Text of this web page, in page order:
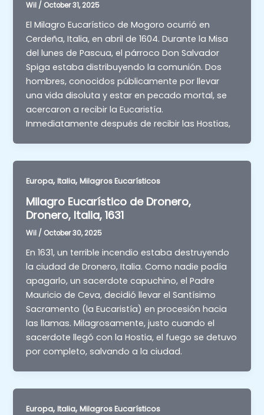
Wil / October 31, 2025
El Milagro Eucarístico de Mogoro ocurrió en
Cerdeña, Italia, en abril de 1604. Durante la Misa
del lunes de Pascua, el párroco Don Salvador
Spiga estaba distribuyendo la comunión. Dos
hombres, conocidos públicamente por llevar
una vida disoluta y estar en pecado mortal, se
acercaron a recibir la Eucaristía.
Inmediatamente después de recibir las Hostias,
Europa,Italia,Milagros Eucarísticos
Milagro Eucarístico de Dronero,
Dronero, Italia, 1631
Wil / October 30, 2025
En 1631, un terrible incendio estaba destruyendo
la ciudad de Dronero, Italia. Como nadie podía
apagarlo, un sacerdote capuchino, el Padre
Mauricio de Ceva, decidió llevar el Santísimo
Sacramento (la Eucaristía) en procesión hacia
las llamas. Milagrosamente, justo cuando el
sacerdote llegó con la Hostia, el fuego se detuvo
por completo, salvando a la ciudad.
Europa,Italia,Milagros Eucarísticos